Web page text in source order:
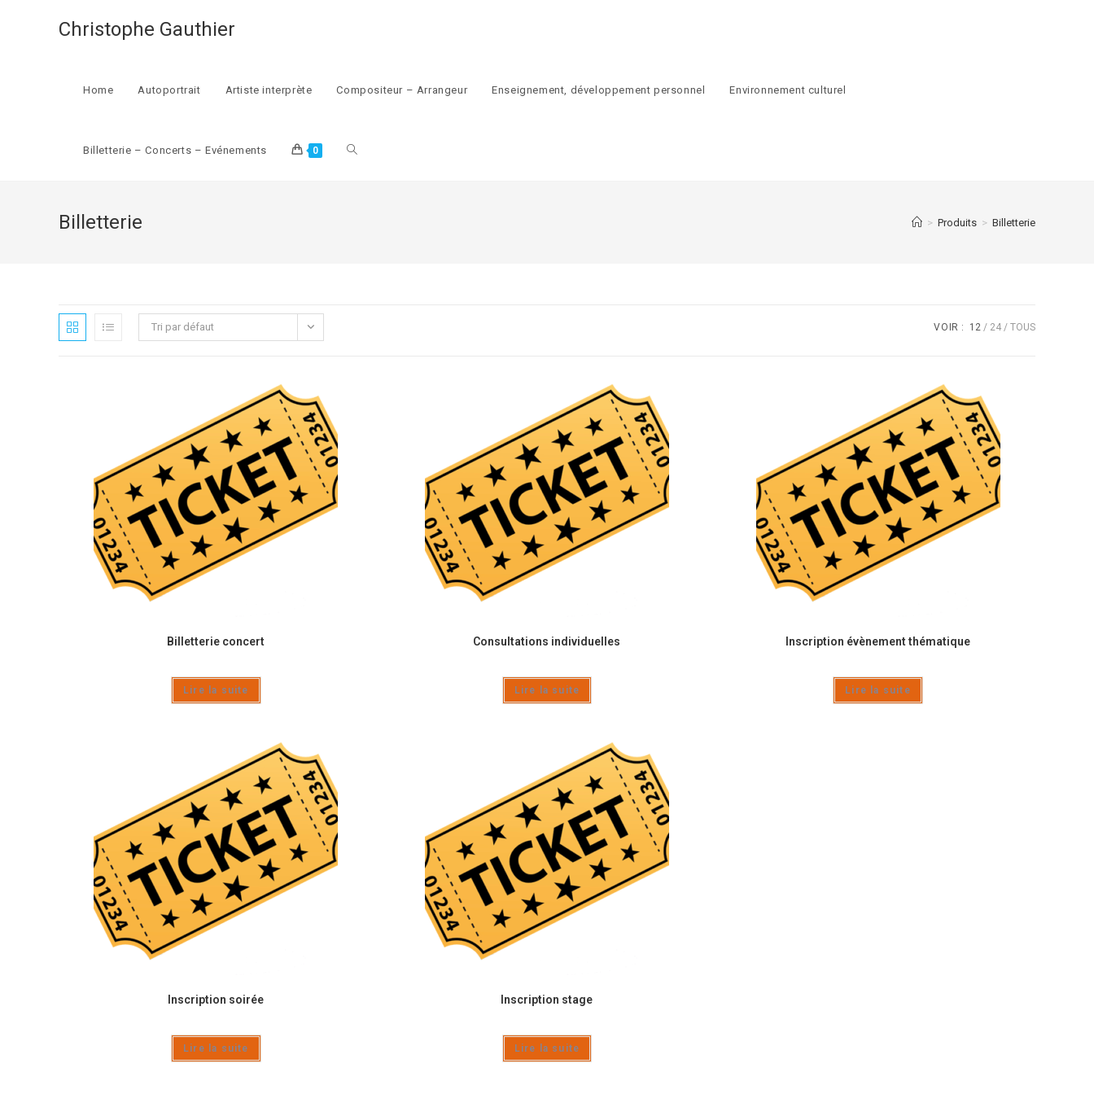
Christophe Gauthier
Home Autoportrait Artiste interprète Compositeur – Arrangeur Enseignement, développement personnel Environnement culturel
Billetterie – Concerts – Evénements 0 Toggle
Billetterie > Produits > Billetterie
Tri par défaut VOIR : 12 24 TOUS
Billetterie concert
Lire la suite
Consultations individuelles
Lire la suite
Inscription évènement thématique
Lire la suite
Inscription soirée
Lire la suite
Inscription stage
Lire la suite